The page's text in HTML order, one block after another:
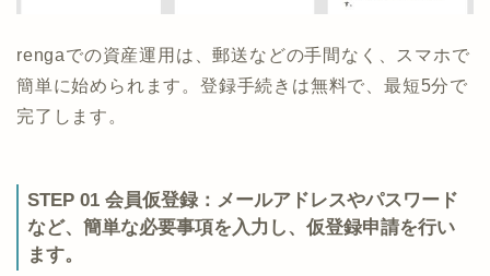
rengaでの資産運用は、郵送などの手間なく、スマホで
簡単に始められます。登録手続きは無料で、最短5分で
完了します。
STEP 01 会員仮登録： メールアドレスやパスワード
など、簡単な必要事項を入力し、仮登録申請を行い
ます。